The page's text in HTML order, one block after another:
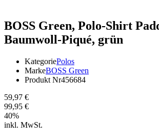
BOSS Green, Polo-Shirt
Baumwoll-Piqué, grün
KategoriePolos
MarkeBOSS Green
Produkt Nr456684
59,97 €
99,95 €
40%
inkl. MwSt.